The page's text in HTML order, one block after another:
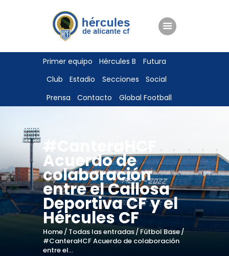
Primer equipo Hércules B
Futura
Club
Estadio Secciones
Social
Prensa
Contacto Global Football
#CanteraHCF
Acuerdo de
colaboración
entre el Callosa
Deportiva CF y el
Hércules CF
Home Todas las entradas
Fútbol Base
#CanteraHCF Acuerdo de colaboración
entre el...
ENTRADAS
TIENDA
HÉRCULESCF100